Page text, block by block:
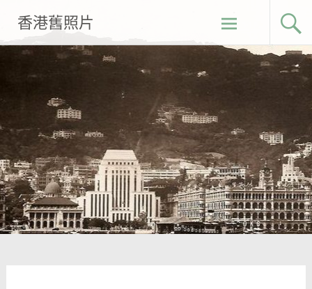
content
香港舊照片